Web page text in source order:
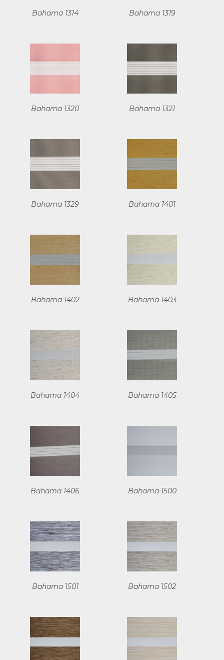
Bahama 1314 Bahama 1319
Bahama 1320 Bahama 1321
Bahama 1329 Bahama 1401
Bahama 1402 Bahama 1403
Bahama 1404 Bahama 1405
Bahama 1406 Bahama 1500
Bahama 1501 Bahama 1502